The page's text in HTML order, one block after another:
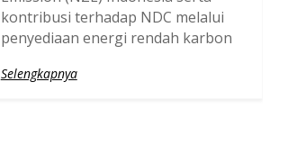
kontribusi terhadap NDC melalui
penyediaan energi rendah karbon
Selengkapnya